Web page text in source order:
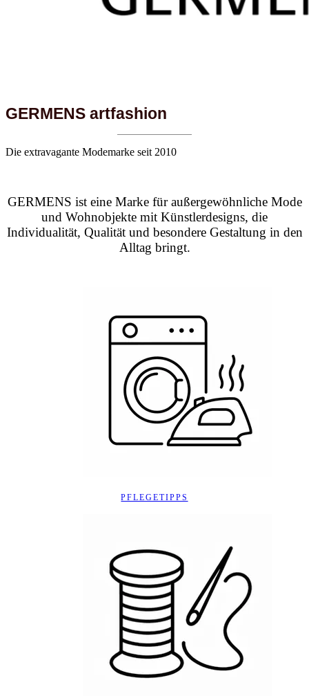
GERMENS artfashion
Die extravagante Modemarke seit 2010
GERMENS ist eine Marke für außergewöhnliche Mode
und Wohnobjekte mit Künstlerdesigns, die
Individualität, Qualität und besondere Gestaltung in den
Alltag bringt.
PFLEGETIPPS